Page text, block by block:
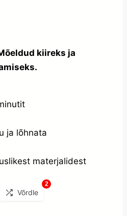
kiireks ja
ja lõhnata
materjalidest
Võrdle
2